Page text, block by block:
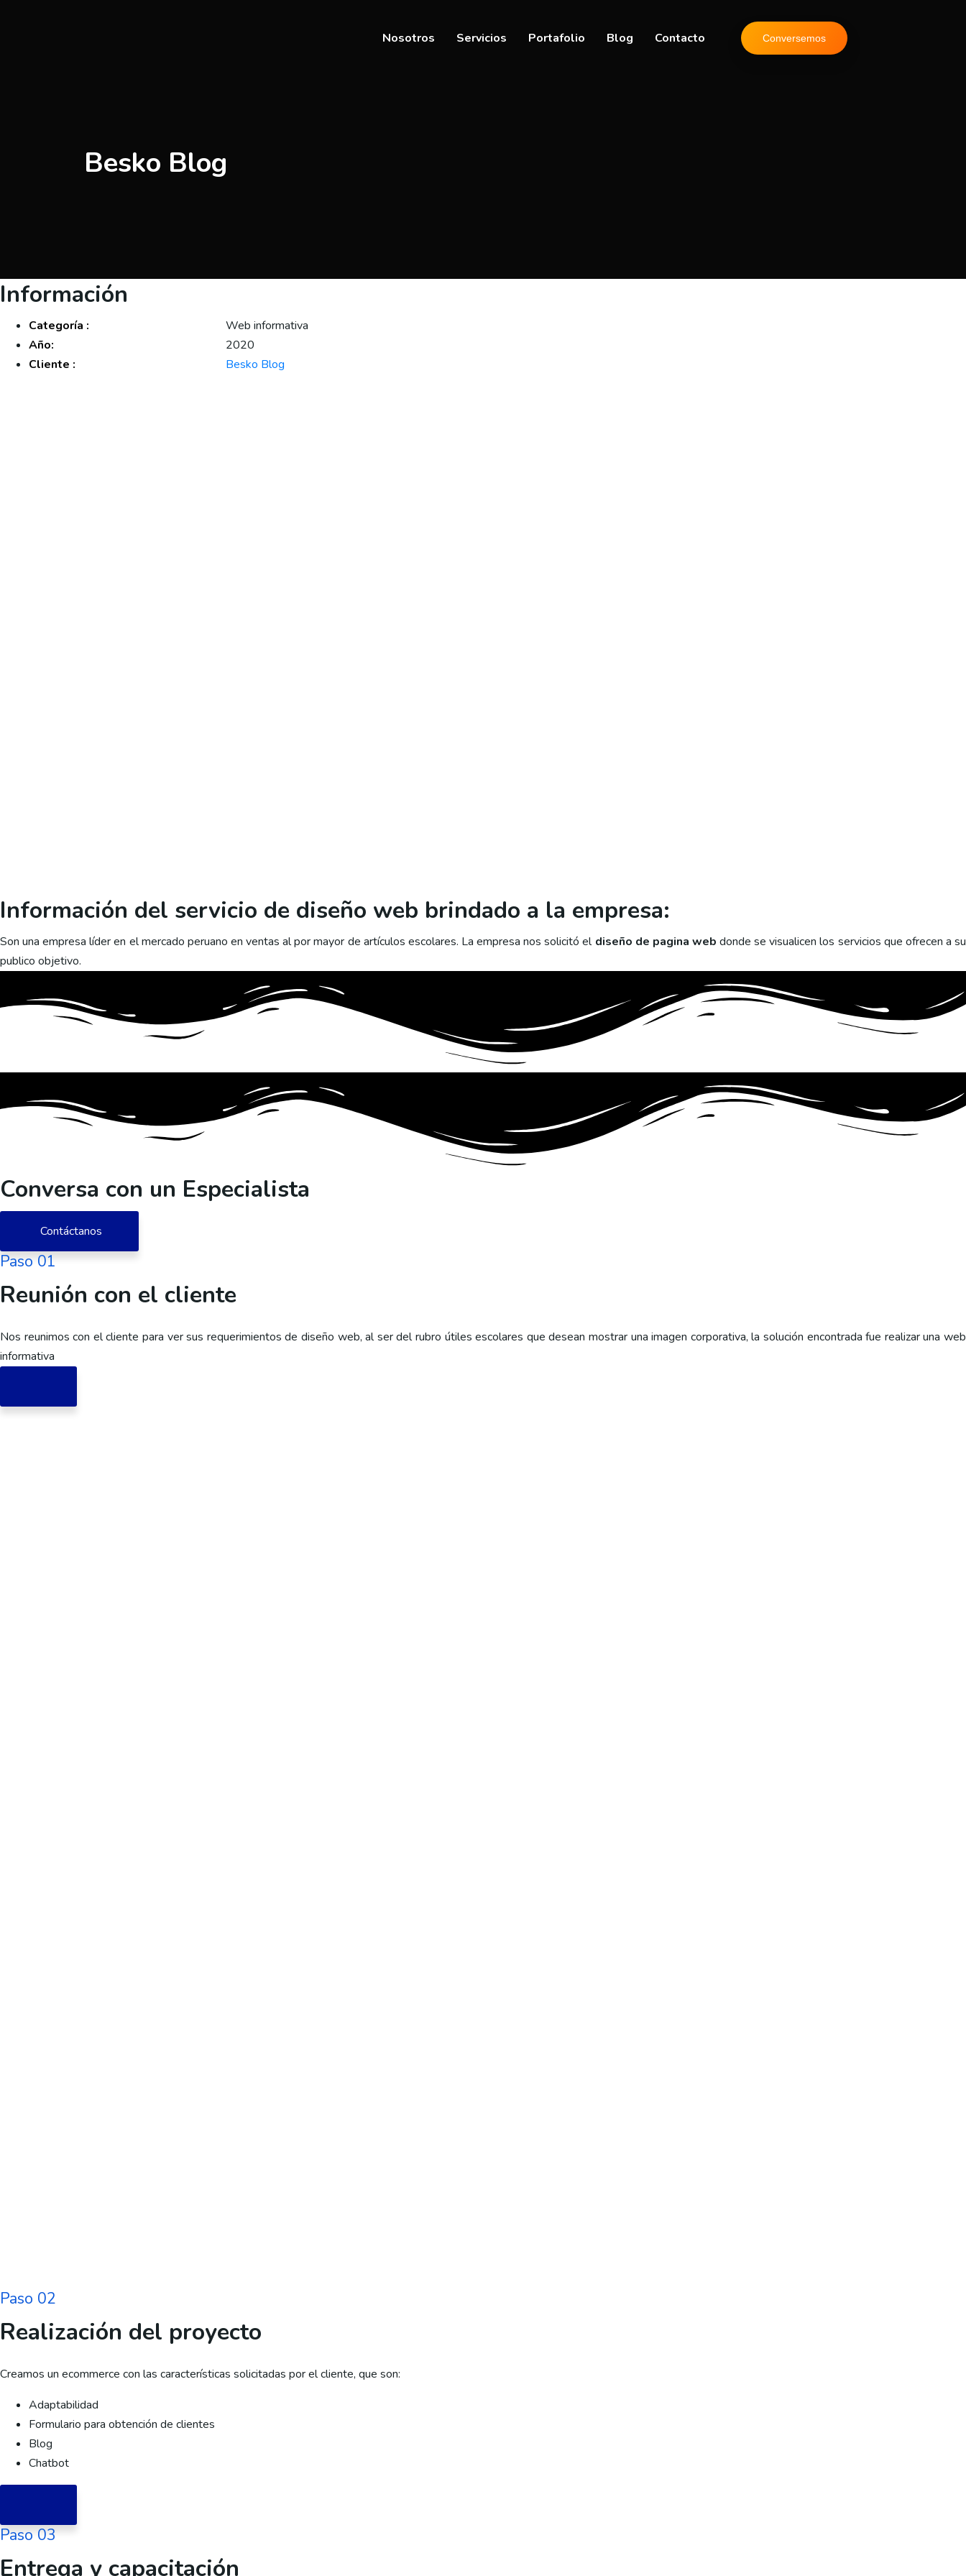
Nosotros Servicios Portafolio Blog Contacto Conversemos
Besko Blog
Información
Categoría :
Web informativa
Año:
2020
Cliente :
Besko Blog
Información del servicio de diseño web brindado a la empresa:
Son una empresa líder en el mercado peruano en ventas al por mayor de artículos escolares. La empresa nos solicitó el diseño de pagina web donde se visualicen los servicios que ofrecen a su
publico objetivo.
Conversa con un Especialista
Contáctanos
Paso 01
Reunión con el cliente
Nos reunimos con el cliente para ver sus requerimientos de diseño web, al ser del rubro útiles escolares que desean mostrar una imagen corporativa, la solución encontrada fue realizar una web
informativa
Paso 02
Realización del proyecto
Creamos un ecommerce con las características solicitadas por el cliente, que son:
Adaptabilidad
Formulario para obtención de clientes
Blog
Chatbot
Paso 03
Entrega y capacitación